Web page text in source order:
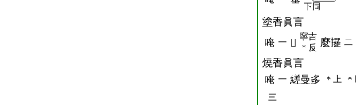
下同
塗香眞言
唵 一 𡫸
寧吉
＊反 麼攞 二
燒香眞言
唵 一 縒曼多 ＊上
三